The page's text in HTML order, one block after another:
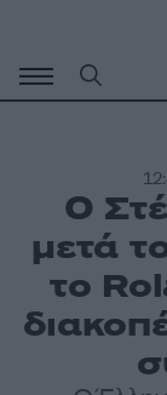
περιεχόμενο
Ο
μετά
το